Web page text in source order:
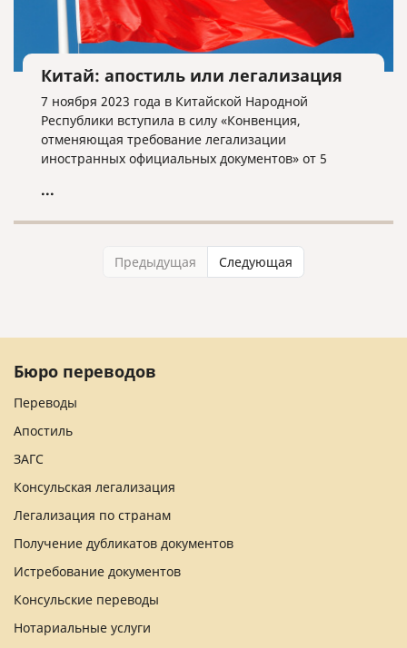
Китай: апостиль или легализация
7 ноября 2023 года в Китайской Народной
Республики вступила в силу «Конвенция,
отменяющая требование легализации
иностранных официальных документов» от 5
...
Предыдущая Следующая
Бюро переводов
Переводы
Апостиль
ЗАГС
Консульская легализация
Легализация по странам
Получение дубликатов документов
Истребование документов
Консульские переводы
Нотариальные услуги